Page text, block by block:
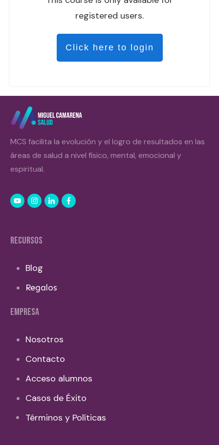
registered users.
Click here to login
MCS facilita la evolución y el logro de resultados en las
áreas de salud a nivel físico, mental, emocional y
espiritual.
RECURSOS
Blog
Regalos
EMPRESA
Nosotros
Contacto
Acceso alumnos
Casos de Éxito
Términos y Políticas